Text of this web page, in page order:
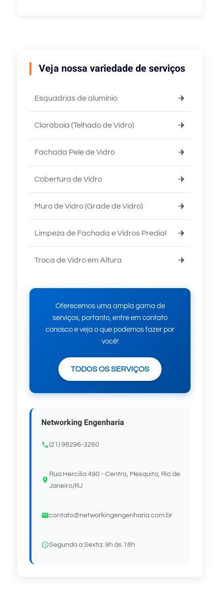
Veja nossa variedade de serviços
Esquadrias de alumínio
Claraboia (Telhado de Vidro)
Fachada Pele de Vidro
Cobertura de Vidro
Muro de Vidro (Grade de Vidro)
Limpeza de Fachada e Vidros Predial
Troca de Vidro em Altura
Oferecemos uma ampla gama de
serviços, portanto, entre em contato
conosco e veja o que podemos fazer por
você!
TODOS OS SERVIÇOS
Networking Engenharia
(21) 98296-3260
Rua Hercilia 490 - Centro, Mesquita, Rio de
Janeiro/RJ
contato@networkingengenharia.com.br
Segunda a Sexta: 9h às 18h